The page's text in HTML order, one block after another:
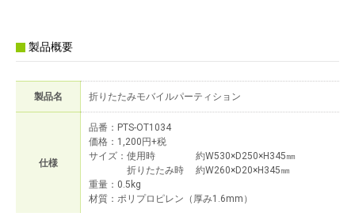
製品概要
製品名 折りたたみモバイルパーティション
仕様
品番：PTS-OT1034
価格：1,200円+税
サイズ：使用時 約W530×D250×H345㎜
折りたたみ時 約W260×D20×H345㎜
重量：0.5kg
材質：ポリプロピレン（厚み1.6mm）